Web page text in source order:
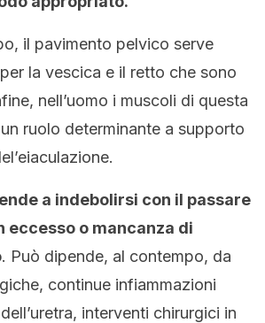
il pavimento pelvico serve
la vescica e il retto che sono
nell’uomo i muscoli di questa
ruolo determinante a supporto
a indebolirsi con il passare
eccesso o mancanza di
. Può dipende, al contempo, da
continue infiammazioni
interventi chirurgici in